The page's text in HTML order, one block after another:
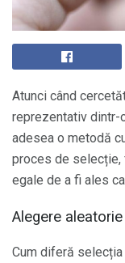
Atunci când
reprezentativ dintr-
adesea o metodă
proces de selecție,
egale de a fi ales
Alegere
Cum diferă